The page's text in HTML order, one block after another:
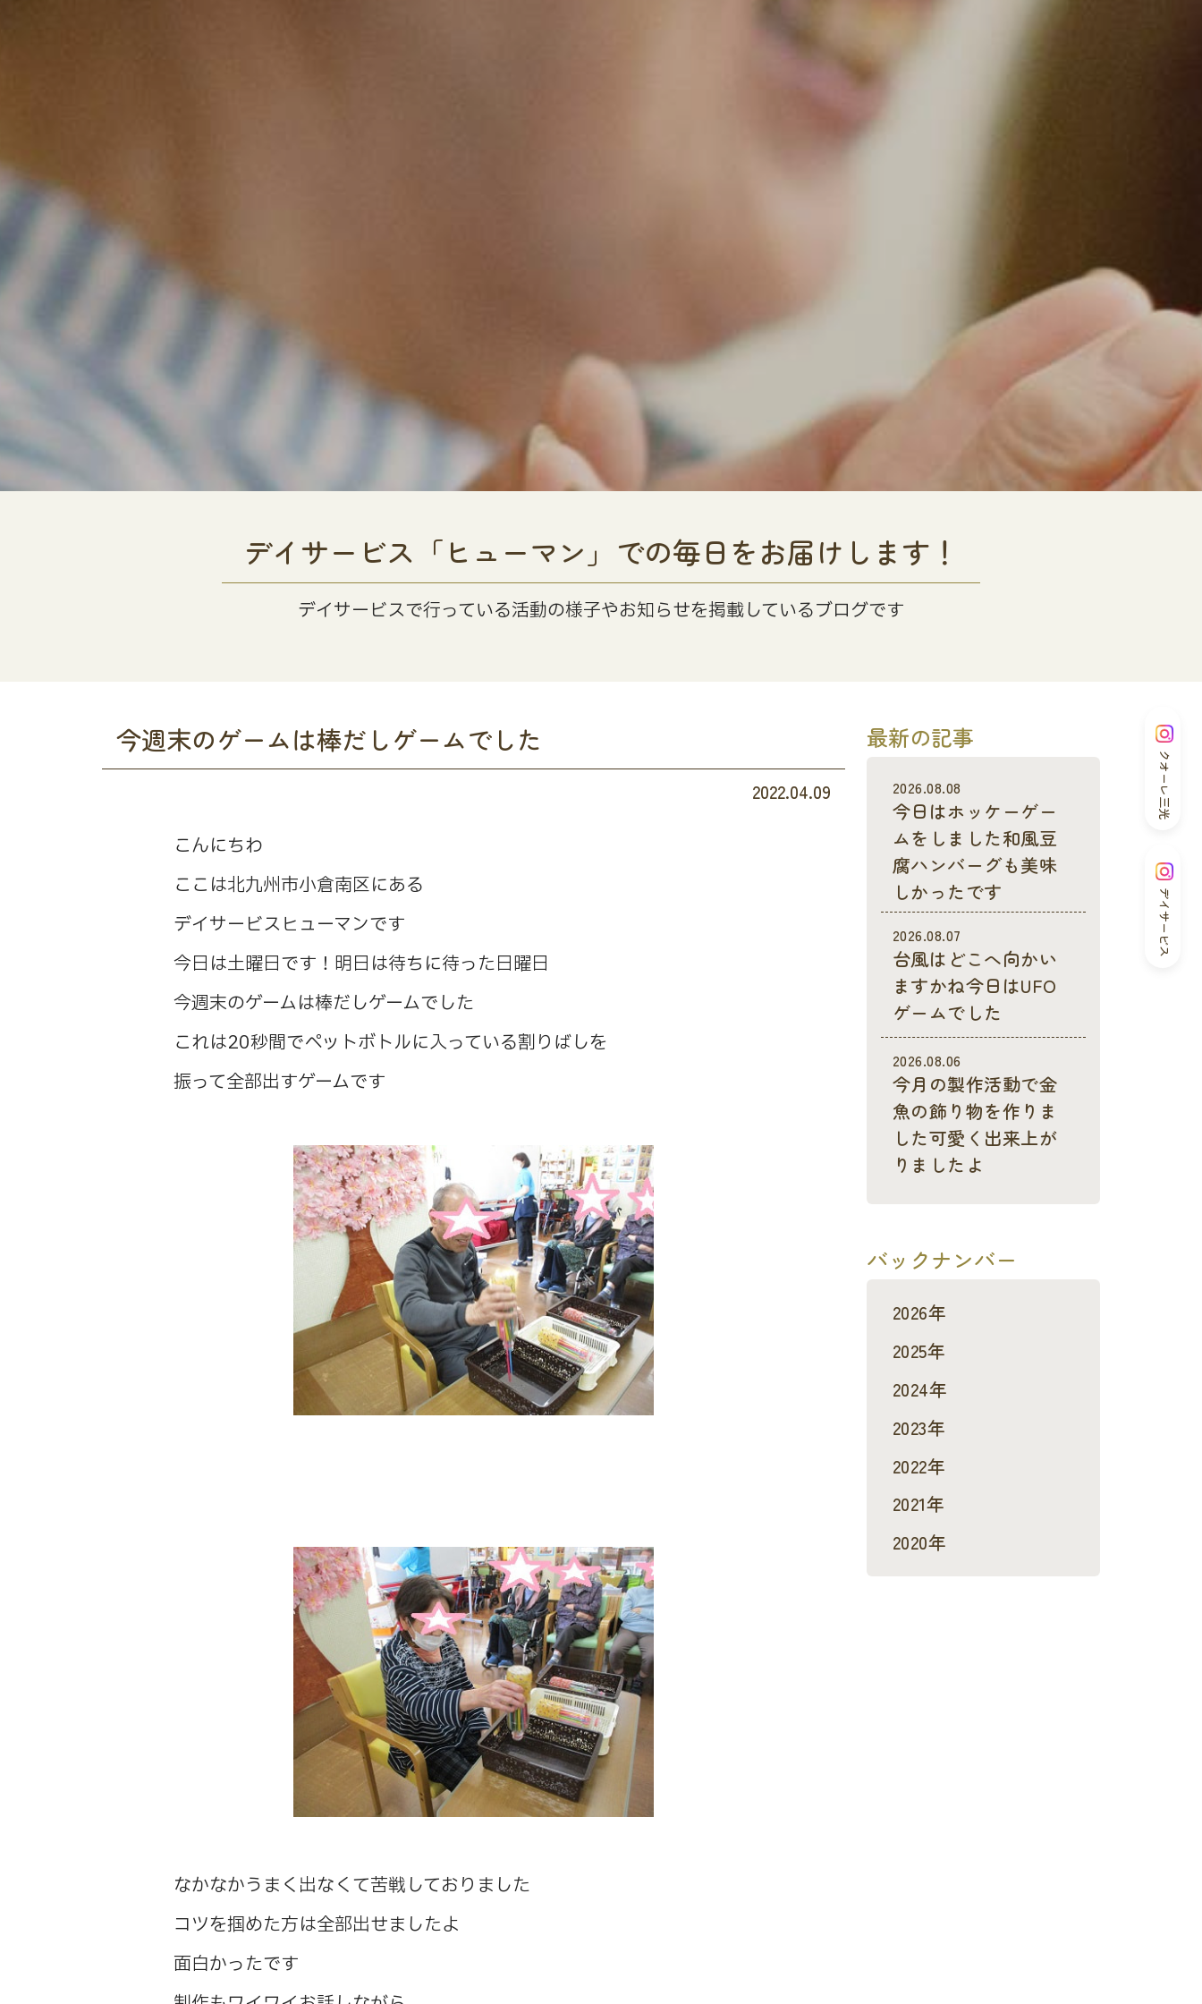
クオーレ三光
デイサービス
デイサービス「ヒューマン」での毎日をお届けします！
デイサービスで行っている活動の様子やお知らせを掲載しているブログです
今週末のゲームは棒だしゲームでした
2022.04.09
こんにちわ
ここは北九州市小倉南区にある
デイサービスヒューマンです
今日は土曜日です！明日は待ちに待った日曜日
今週末のゲームは棒だしゲームでした
これは20秒間でペットボトルに入っている割りばしを
振って全部出すゲームです
なかなかうまく出なくて苦戦しておりました
コツを掴めた方は全部出せましたよ
面白かったです
最新の記事
2026.08.08
今日はホッケーゲー
ムをしました和風豆
腐ハンバーグも美味
しかったです
2026.08.07
台風はどこへ向かい
ますかね今日はUFO
ゲームでした
2026.08.06
今月の製作活動で金
魚の飾り物を作りま
した可愛く出来上が
りましたよ
バックナンバー
2026年
2025年
2024年
2023年
2022年
2021年
2020年